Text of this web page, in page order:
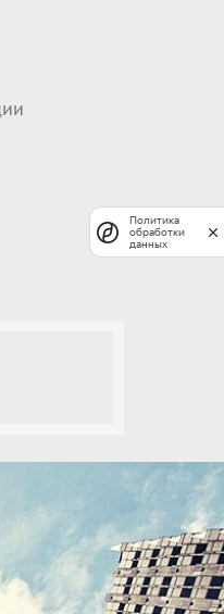
Политика
обработки
данных